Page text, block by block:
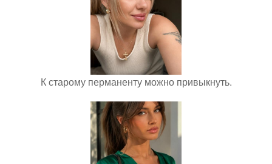
К старому перманенту можно привыкнуть.